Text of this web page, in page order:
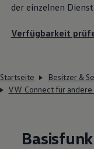
der einzelnen
Verfügbarkeit
Startseite Besitzer &
VW Connect für